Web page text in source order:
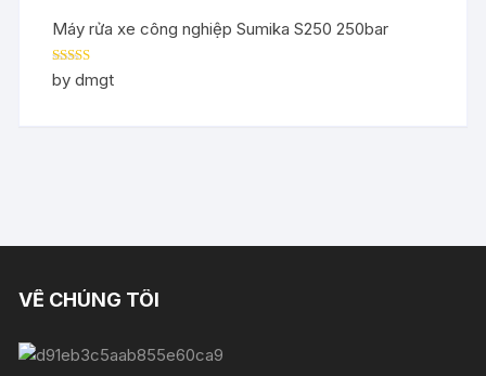
Máy rửa xe công nghiệp Sumika S250 250bar
Rated5out
of 5
by dmgt
VỀ CHÚNG TÔI